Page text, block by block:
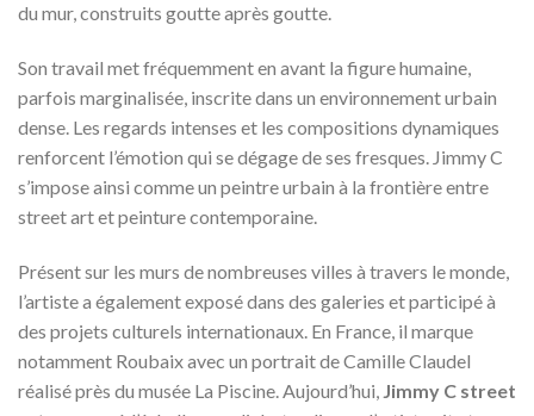
du mur, construits goutte après goutte.
Son travail met fréquemment en avant la figure humaine,
parfois marginalisée, inscrite dans un environnement urbain
dense. Les regards intenses et les compositions dynamiques
renforcent l’émotion qui se dégage de ses fresques. Jimmy C
s’impose ainsi comme un peintre urbain à la frontière entre
street art et peinture contemporaine.
Présent sur les murs de nombreuses villes à travers le monde,
l’artiste a également exposé dans des galeries et participé à
des projets culturels internationaux. En France, il marque
notamment Roubaix avec un portrait de Camille Claudel
réalisé près du musée La Piscine. Aujourd’hui, Jimmy C street